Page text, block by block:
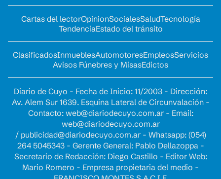
Cartas del lectorOpinionSocialesSaludTecnología
TendenciaEstado del tránsito
ClasificadosInmueblesAutomotoresEmpleosServicios
Avisos Fúnebres y MisasEdictos
Diario de Cuyo - Fecha de Inicio: 11/2003 - Dirección:
Av. Alem Sur 1639. Esquina Lateral de Circunvalación -
Contacto: web@diariodecuyo.com.ar- Email:
web@diariodecuyo.com.ar
/ publicidad@diariodecuyo.com.ar- Whatsapp: (054)
264 5045343 - Gerente General: Pablo Dellazoppa -
Secretario de Redacción: Diego Castillo - Editor Web:
Mario Romero - Empresa propietaria del medio -